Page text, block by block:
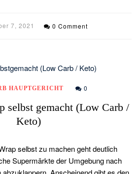
7, 2021 0 Comment
HAUPTGERICHT 0
selbst gemacht (Low Carb /
Keto)
selbst zu machen geht deutlich
Supermärkte der Umgebung nach